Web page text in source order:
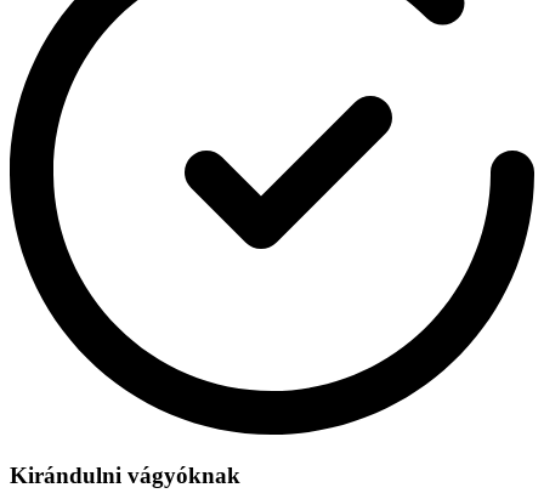
Kirándulni vágyóknak